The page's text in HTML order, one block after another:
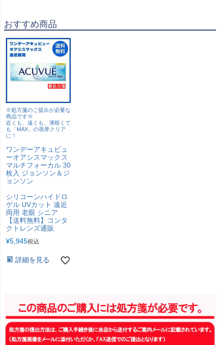
おすすめ商品
※処方箋のご提出が必要な
商品です※
近くも、遠くも、薄暗くて
も「MAX」の視界クリア
に！
ワンデーアキュビュ
ーオアシスマックス
マルチフォーカル 30
枚入 ジョンソン＆ジ
ョンソン
シリコーンハイドロ
ゲル UVカット 遠近
両用 老眼 シニア
【送料無料】コンタ
クトレンズ通販
¥5,945税込
詳細を見る